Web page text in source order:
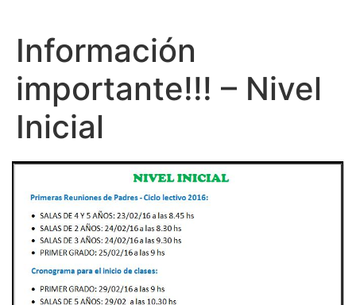
Información
importante!!! – Nivel
Inicial